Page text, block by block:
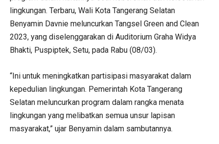
lingkungan. Terbaru, Wali Kota Tangerang Selatan
Benyamin Davnie meluncurkan Tangsel Green and Clean
2023, yang diselenggarakan di Auditorium Graha Widya
Bhakti, Puspiptek, Setu, pada Rabu (08/03).
“Ini untuk meningkatkan partisipasi masyarakat dalam
kepedulian lingkungan. Pemerintah Kota Tangerang
Selatan meluncurkan program dalam rangka menata
lingkungan yang melibatkan semua unsur lapisan
masyarakat,” ujar Benyamin dalam sambutannya.